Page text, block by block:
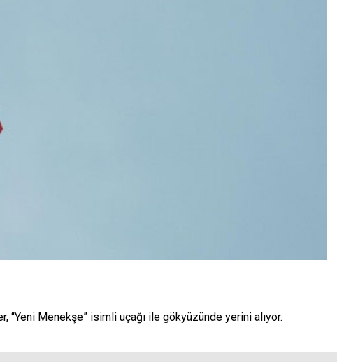
“Yeni Menekşe” isimli uçağı ile gökyüzünde yerini alıyor.